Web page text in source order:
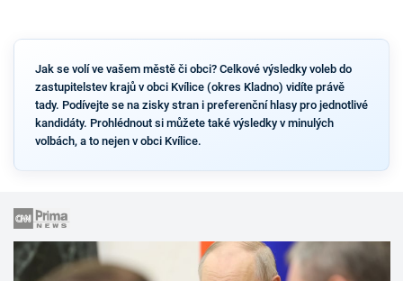
Jak se volí ve vašem městě či obci? Celkové výsledky voleb do
zastupitelstev krajů v obci Kvílice (okres Kladno) vidíte právě
tady. Podívejte se na zisky stran i preferenční hlasy pro jednotlivé
kandidáty. Prohlédnout si můžete také výsledky v minulých
volbách, a to nejen v obci Kvílice.